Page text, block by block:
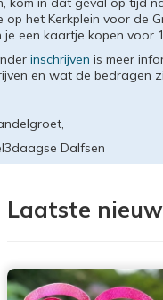
het Kerkplein voor de
je een kaartje kopen voor
inschrijven is meer
en wat de bedragen
Dalfsen
Laatste